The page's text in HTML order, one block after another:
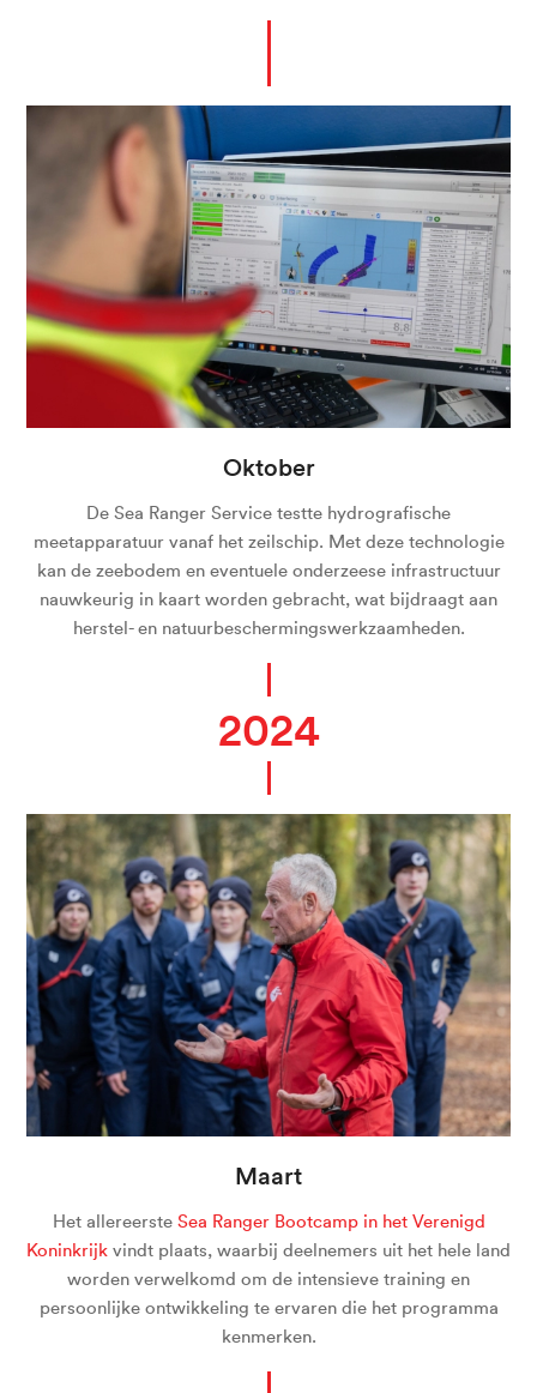
Oktober
De Sea Ranger Service testte hydrografische
meetapparatuur vanaf het zeilschip. Met deze technologie
kan de zeebodem en eventuele onderzeese infrastructuur
nauwkeurig in kaart worden gebracht, wat bijdraagt aan
herstel- en natuurbeschermingswerkzaamheden.
Maart
Het allereerste Sea Ranger Bootcamp in het Verenigd
Koninkrijk vindt plaats, waarbij deelnemers uit het hele land
worden verwelkomd om de intensieve training en
persoonlijke ontwikkeling te ervaren die het programma
kenmerken.